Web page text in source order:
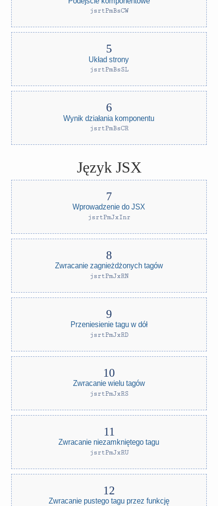
jsrtPmBsCW
Układ strony
jsrtPmBsSL
Wynik działania komponentu
jsrtPmBsCR
Język JSX
Wprowadzenie do JSX
jsrtPmJxInr
Zwracanie zagnieżdżonych tagów
jsrtPmJxRN
Przeniesienie tagu w dół
jsrtPmJxRD
Zwracanie wielu tagów
jsrtPmJxRS
Zwracanie niezamkniętego tagu
jsrtPmJxRU
Zwracanie pustego tagu przez funkcję